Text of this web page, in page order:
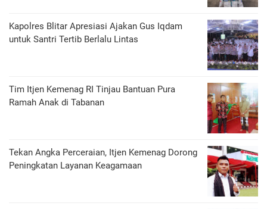
Kapolres Blitar Apresiasi Ajakan Gus Iqdam
untuk Santri Tertib Berlalu Lintas
Tim Itjen Kemenag RI Tinjau Bantuan Pura
Ramah Anak di Tabanan
Tekan Angka Perceraian, Itjen Kemenag Dorong
Peningkatan Layanan Keagamaan